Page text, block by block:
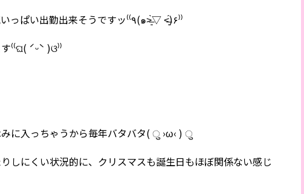
なので、明日は元気いっぱい出勤出来そうですッ⁽⁽٩(๑˃̶͈̀▽ ˂̶͈́)۶⁾⁾
⁽⁽ଘ( ˊᵕˋ )ଓ⁾⁾
みに入っちゃうから毎年バタバタ( ु ›ω‹ )
しにくい状況的に、クリスマスも誕生日もほぼ関係ない感じ